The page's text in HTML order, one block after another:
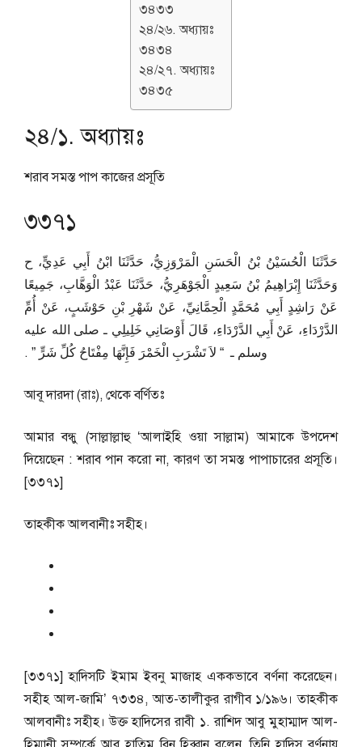
৩৪৩৩
২৪/২৬. অধ্যায়ঃ
৩৪৩৪
২৪/২৭. অধ্যায়ঃ
৩৪৩৫
২৪/১. অধ্যায়ঃ
শরাব সমস্ত পাপ কাজের প্রসূতি
৩৩৭১
حَدَّثَنَا الْحُسَيْنُ بْنُ الْحَسَنِ الْمَرْوَزِيُّ، حَدَّثَنَا ابْنُ أَبِي عَدِيٍّ، ح
وَحَدَّثَنَا إِبْرَاهِيمُ بْنُ سَعِيدٍ الْجَوْهَرِيُّ، حَدَّثَنَا عَبْدُ الْوَهَّابِ، جَمِيعًا
عَنْ رَاشِدٍ أَبِي مُحَمَّدٍ الْحِمَّانِيِّ، عَنْ شَهْرِ بْنِ حَوْشَبٍ، عَنْ أُمِّ
الدَّرْدَاءِ، عَنْ أَبِي الدَّرْدَاءِ، قَالَ أَوْصَانِي خَلِيلِي ـ صلى الله عليه
وسلم ـ ‏ “‏ لاَ تَشْرَبِ الْخَمْرَ فَإِنَّهَا مِفْتَاحُ كُلِّ شَرٍّ ‏”‏ ‏.‏
আবূ দারদা (রাঃ), থেকে বর্ণিতঃ
আমার বন্ধু (সাল্লাল্লাহু ‘আলাইহি ওয়া সাল্লাম) আমাকে উপদেশ
দিয়েছেন : শরাব পান করো না, কারণ তা সমস্ত পাপাচারের প্রসূতি।
[৩৩৭১]
তাহকীক আলবানীঃ সহীহ।
[৩৩৭১] হাদিসটি ইমাম ইবনু মাজাহ এককভাবে বর্ণনা করেছেন।
সহীহ আল-জামি’ ৭৩৩৪, আত-তালীকুর রাগীব ১/১৯৬। তাহকীক
আলবানীঃ সহীহ। উক্ত হাদিসের রাবী ১. রাশিদ আবু মুহাম্মাদ আল-